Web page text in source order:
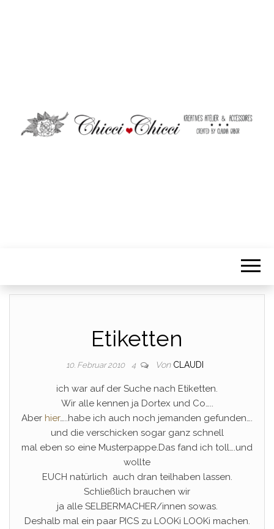
Etiketten
10. Februar 2010 4 Von CLAUDI
ich war auf der Suche nach Etiketten.
Wir alle kennen ja Dortex und Co…..
Aber hier…..habe ich auch noch jemanden gefunden….
und die verschicken sogar ganz schnell
mal eben so eine Musterpappe.Das fand ich toll….und
wollte
EUCH natürlich auch dran teilhaben lassen.
Schließlich brauchen wir
ja alle SELBERMACHER/innen sowas.
Deshalb mal ein paar PICS zu LOOKi LOOKi machen.